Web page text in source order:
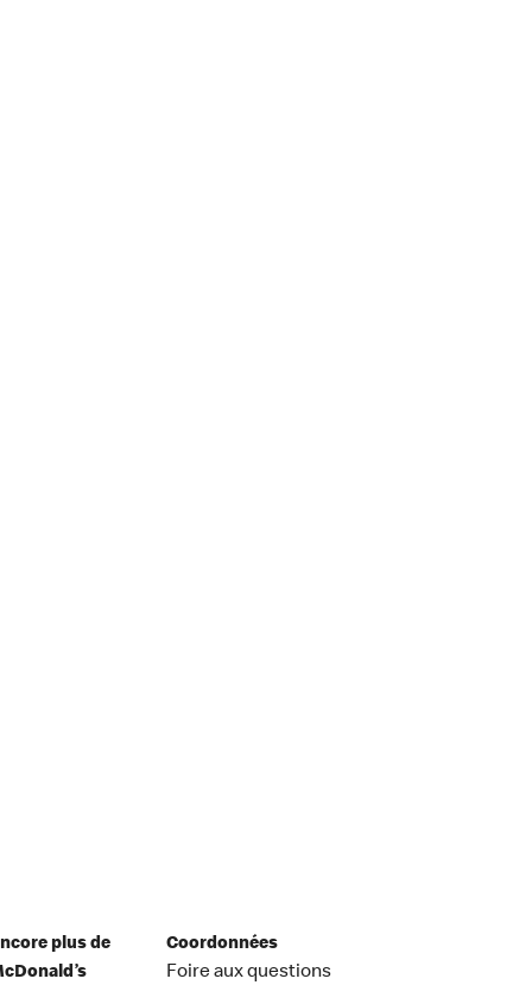
plus de
Coordonnées
Foire aux questions